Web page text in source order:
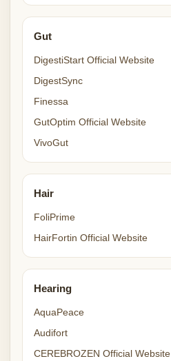
Gut
DigestiStart Official Website
DigestSync
Finessa
GutOptim Official Website
VivoGut
Hair
FoliPrime
HairFortin Official Website
Hearing
AquaPeace
Audifort
CEREBROZEN Official Website